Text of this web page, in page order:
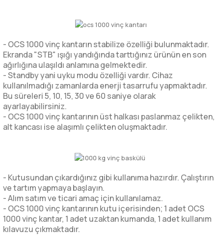
- OCS 1000 vinç kantarın stabilize özelliği bulunmaktadır.
Ekranda "STB" ışığı yandığında tarttığınız ürünün en son
ağırlığına ulaşıldı anlamına gelmektedir.
- Standby yani uyku modu özelliği vardır. Cihaz
kullanılmadığı zamanlarda enerji tasarrufu yapmaktadır.
Bu süreleri 5, 10, 15, 30 ve 60 saniye olarak
ayarlayabilirsiniz.
- OCS 1000 vinç kantarının üst halkası paslanmaz çelikten,
alt kancası ise alaşımlı çelikten oluşmaktadır.
- Kutusundan çıkardığınız gibi kullanıma hazırdır. Çalıştırın
ve tartım yapmaya başlayın.
- Alım satım ve ticari amaç için kullanılamaz.
- OCS 1000 vinç kantarının kutu içerisinden; 1 adet OCS
1000 vinç kantar, 1 adet uzaktan kumanda, 1 adet kullanım
kılavuzu çıkmaktadır.